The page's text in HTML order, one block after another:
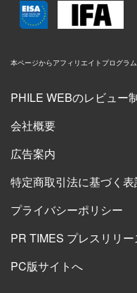
本ページからアフィリエイトプログラ
PHILE WEBのレビュー
会社概要
広告案内
特定商取引法に基づく表
プライバシーポリシー
PR TIMES プレスリリー
PC版サイトへ